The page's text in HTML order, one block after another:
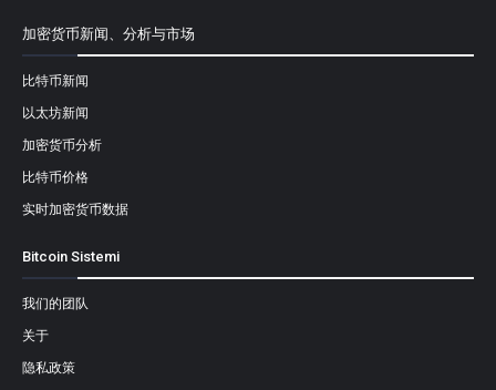
加密货币新闻、分析与市场
比特币新闻
以太坊新闻
加密货币分析
比特币价格
实时加密货币数据
Bitcoin Sistemi
我们的团队
关于
隐私政策